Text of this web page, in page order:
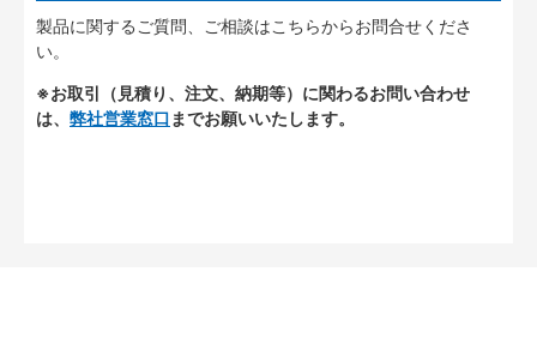
製品に関するご質問、ご相談はこちらからお問合せくださ
い。
※お取引（見積り、注文、納期等）に関わるお問い合わせ
は、 弊社営業窓口 までお願いいたします。